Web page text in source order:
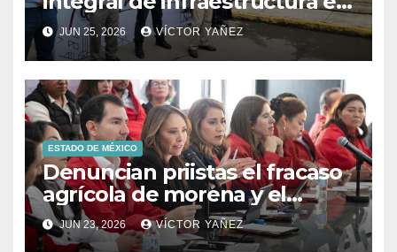
Prolongación León Guzmán
JUN 25, 2026 VÍCTOR YAÑEZ
ESTADO DE MÉXICO
Denuncian priistas el fracaso
agrícola de morena y el
abandono al campo
mexicano
JUN 23, 2026 VÍCTOR YAÑEZ